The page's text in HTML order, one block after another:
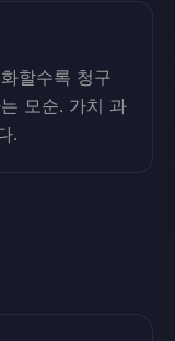
할수록 청구
모순. 가치 과
.